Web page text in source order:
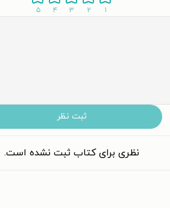
۱ ۲ ۳ ۴ ۵
ثبت نظر
نظری برای کتاب ثبت نشده است.